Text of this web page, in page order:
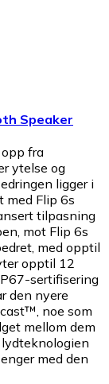
Speaker
fra
ytelse og
ligger i
med Flip 6s
tilpasning
mot Flip 6s
med opptil
opptil 12
sertifisering
den nyere
noe som
mellom dem
med den